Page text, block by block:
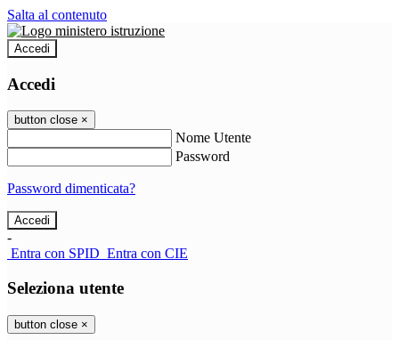
Salta al contenuto
Accedi
Accedi
button close ×
Nome Utente
Password
Password dimenticata?
-
Entra con SPID Entra con CIE
Seleziona utente
button close ×